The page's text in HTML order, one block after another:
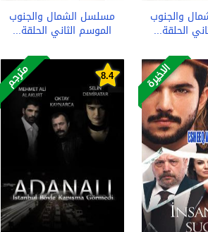
والجنوب
الحلقة...
مسلسل الشمال والجنوب
الموسم الثاني الحلقة...
الاخيرة 8.4 مترجم